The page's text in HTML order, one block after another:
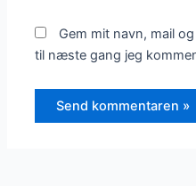
Gem mit navn, mail
til næste gang jeg